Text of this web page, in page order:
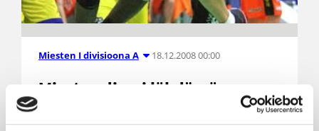
Miesten I divisioona A 18.12.2008 00:00
Miesten divari lähdössä
joulutauolle Kauhajoen johdolla